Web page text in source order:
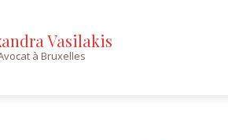
Vasilakis
à Bruxelles